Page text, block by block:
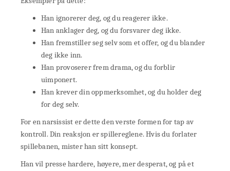
Han ignorerer deg, og du reagerer ikke.
Han anklager deg, og du forsvarer deg ikke.
Han fremstiller seg selv som et offer, og du blander
deg ikke inn.
Han provoserer frem drama, og du forblir
uimponert.
Han krever din oppmerksomhet, og du holder deg
for deg selv.
For en narsissist er dette den verste formen for tap av
kontroll. Din reaksjon er spillereglene. Hvis du forlater
spillebanen, mister han sitt konsept.
Han vil presse hardere, høyere, mer desperat, og på et